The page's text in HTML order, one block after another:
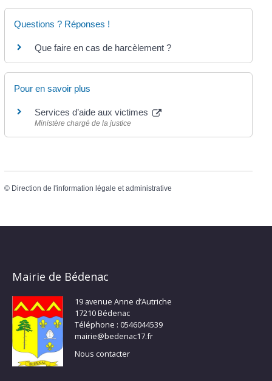
Questions ? Réponses !
Que faire en cas de harcèlement ?
Pour en savoir plus
Services d’aide aux victimes
Ministère chargé de la justice
© Direction de l'information légale et administrative
Mairie de Bédenac
19 avenue Anne d’Autriche
17210 Bédenac
Téléphone : 0546044539
mairie@bedenac17.fr
Nous contacter